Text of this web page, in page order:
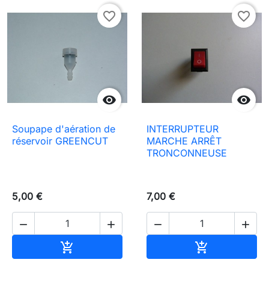

favorite_border
Soupape d'aération de
réservoir GREENCUT
5,00 €
 


favorite_border
INTERRUPTEUR
MARCHE ARRÊT
TRONCONNEUSE
7,00 €
 
